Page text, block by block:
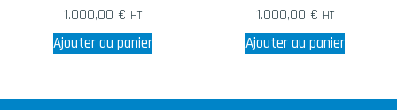
1.000,00 € HT
Ajouter au panier
1.000,00 € HT
Ajouter au panier